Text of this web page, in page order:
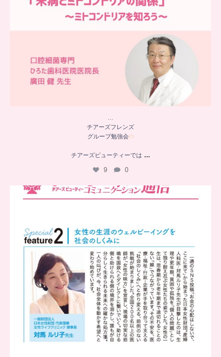
…
チアーズフレンズ
グループ勉強会
チアーズビューティーでは ...
9 0
..
8